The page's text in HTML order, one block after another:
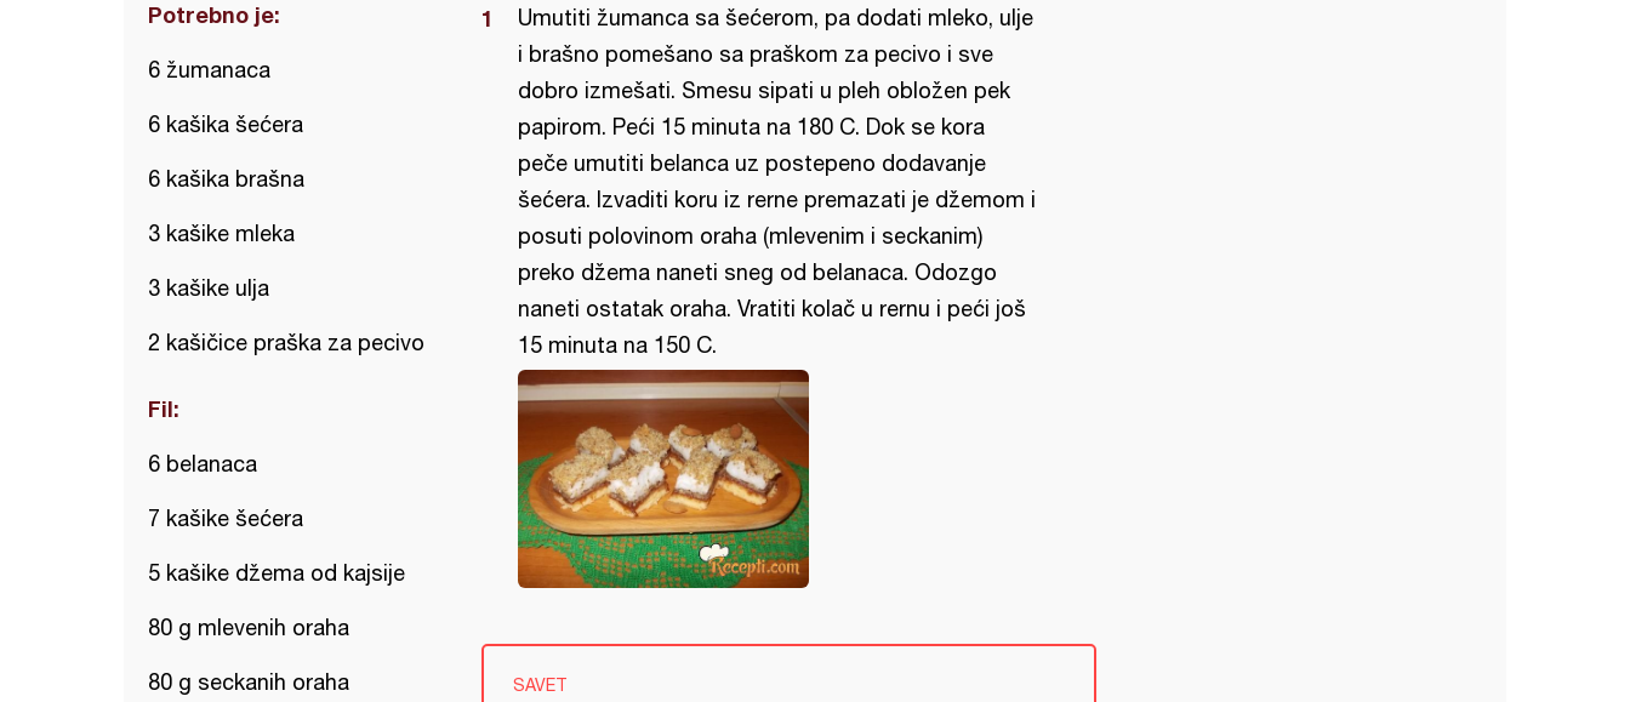
Potrebno je:
6 žumanaca
6 kašika šećera
6 kašika brašna
3 kašike mleka
3 kašike ulja
2 kašičice praška za pecivo
Fil:
6 belanaca
7 kašike šećera
5 kašike džema od kajsije
80 g mlevenih oraha
80 g seckanih oraha
Umutiti žumanca sa šećerom, pa dodati mleko, ulje
i brašno pomešano sa praškom za pecivo i sve
dobro izmešati. Smesu sipati u pleh obložen pek
papirom. Peći 15 minuta na 180 C. Dok se kora
peče umutiti belanca uz postepeno dodavanje
šećera. Izvaditi koru iz rerne premazati je džemom i
posuti polovinom oraha (mlevenim i seckanim)
preko džema naneti sneg od belanaca. Odozgo
naneti ostatak oraha. Vratiti kolač u rernu i peći još
15 minuta na 150 C.
SAVET